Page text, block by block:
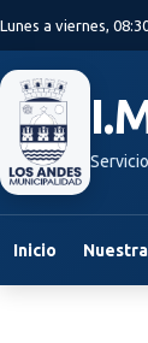
Lunes a viernes,
Inicio